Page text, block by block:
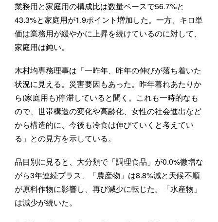
業務用と家庭用の構成比は数量ベースで56.7%と
43.3%と家庭用が1.9ポイント増加した。一方、キロ単
価は業務用が緩やかに上昇を続けているのに対して、
家庭用は鈍い。
木村均専務理事は「一昨年、昨年の伸びが落ち着いた
状況に見える。災害要因もあった。昨年暮れあたりか
ら(家庭用も)停滞していると聞く。これも一時的なも
ので、世帯構造の変化や高齢化、女性の社会進出など
から構造的に、今後も冷食は伸びていくと考えてい
る」との見方を示している。
品目別に見ると、大分類で「調理食品」が0.0%微増な
がら3年連続プラス、「農産物」は8.8%減と天候不順
が原料作物に影響し、再び減少に転じた。「水産物」
は減少が続いた。